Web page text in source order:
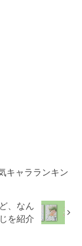
キャラランキン
、なん
を紹介